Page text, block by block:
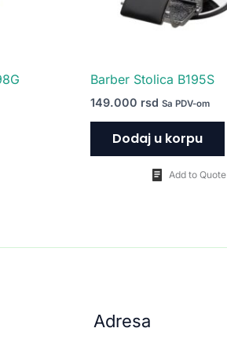
Barber Stolica B195S
149.000 rsd Sa PDV-om
Dodaj u korpu
Add to Quote
Adresa